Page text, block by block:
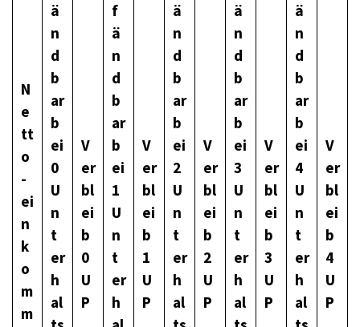
N
e
tt
o
-
ei
n
k
o
m
m
ä
n
d
b
ar
b
ei
0
U
n
t
er
h
al
V
er
bl
ei
b
0
U
P
f
ä
n
d
b
ar
b
ei
1
U
n
t
er
h
V
er
bl
ei
b
1
U
P
ä
n
d
b
ar
b
ei
2
U
n
t
er
h
al
V
er
bl
ei
b
2
U
P
ä
n
d
b
ar
b
ei
3
U
n
t
er
h
al
V
er
bl
ei
b
3
U
P
ä
n
d
b
ar
b
ei
4
U
n
t
er
h
al
V
er
bl
ei
b
4
U
P